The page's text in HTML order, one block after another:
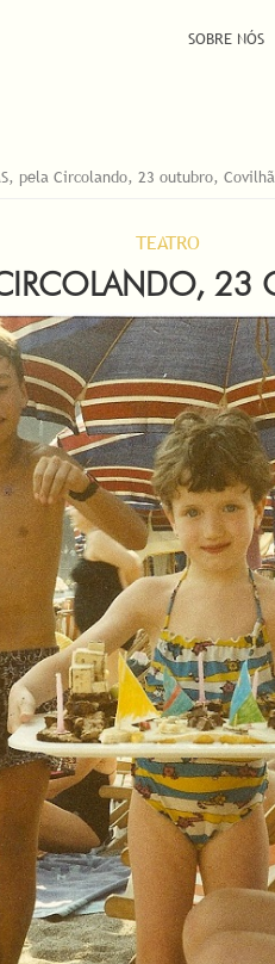
SOBRE NÓS
pela Circolando, 23 outubro, Covilhã
TEATRO
23